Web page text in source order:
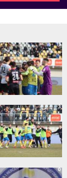
1
3
0